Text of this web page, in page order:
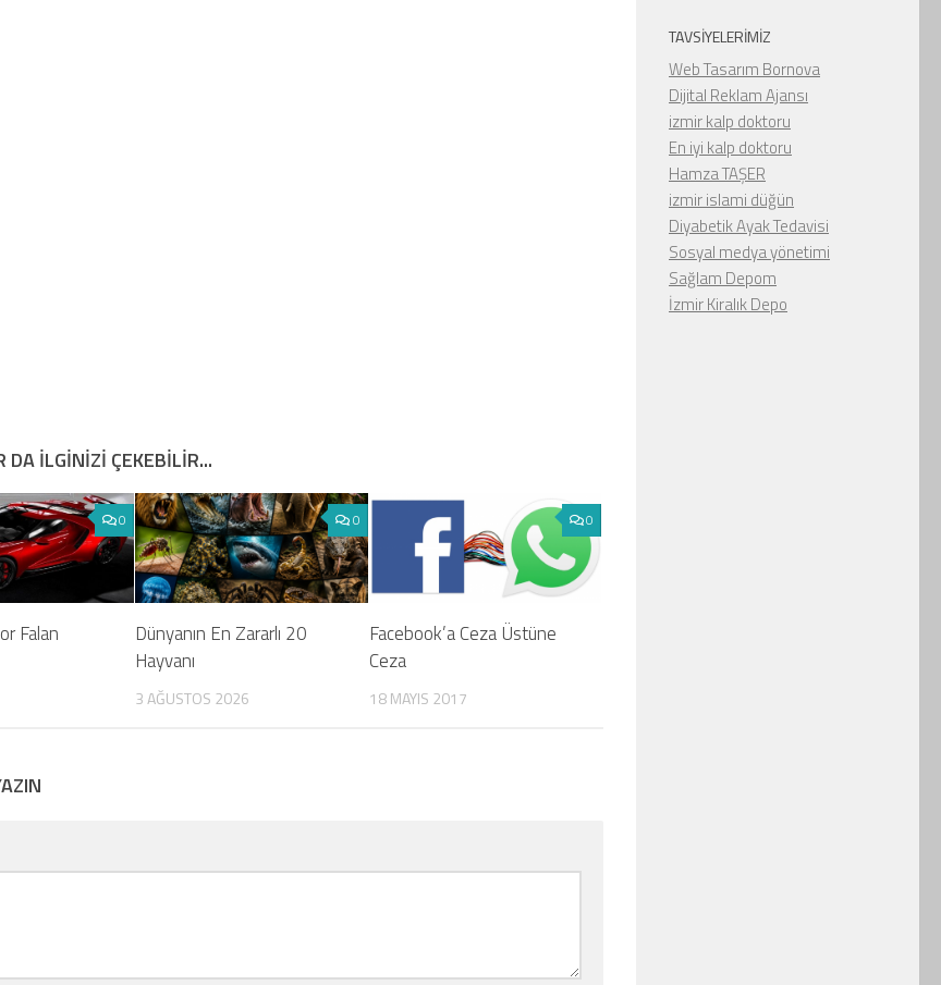
DA ILGINIZI ÇEKEBILIR...
0
Falan
0
Dünyanın En Zararlı 20
Hayvanı
3 AĞUSTOS 2026
0
Facebook’a Ceza Üstüne
Ceza
18 MAYIS 2017
TAVSIYELERIMIZ
Web Tasarım Bornova
Dijital Reklam Ajansı
izmir kalp doktoru
En iyi kalp doktoru
Hamza TAŞER
izmir islami düğün
Diyabetik Ayak Tedavisi
Sosyal medya yönetimi
Sağlam Depom
İzmir Kiralık Depo